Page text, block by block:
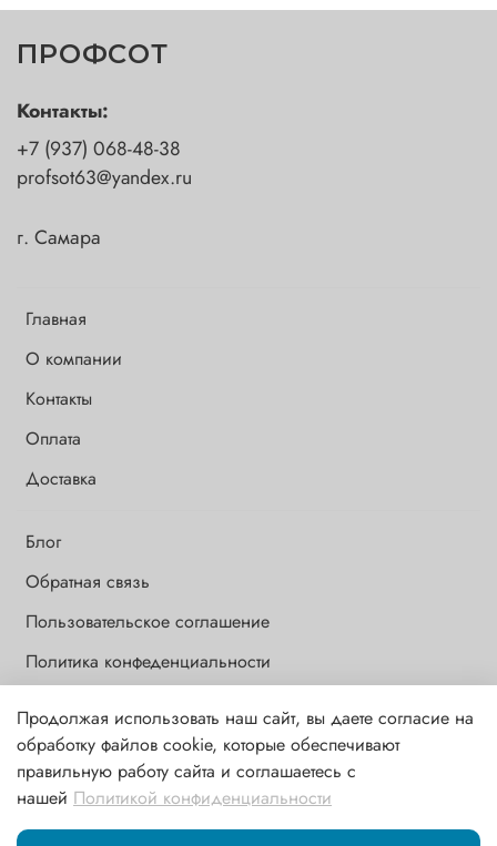
ПРОФСОТ
Главная
О компании
Контакты
Оплата
Доставка
Блог
Обратная связь
Пользовательское соглашение
Политика конфеденциальности
Контакты:
+7 (937) 068-48-38
profsot63@yandex.ru
г. Самара
Обращаем Ваше внимание на то, что данный интернет-сайт носит
исключительно информационный и ознакомительный характер и
ни при каких условиях информационные материалы и цены,
размещенные на сайте, не являются публичной офертой,
определяемой положениями ст. 437 ГК РФ
Продолжая использовать наш сайт, вы даете согласие на
обработку файлов cookie, которые обеспечивают
правильную работу сайта и соглашаетесь с
нашей Политикой конфиденциальности